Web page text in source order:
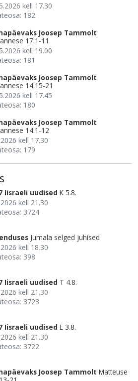
kell 17.30
182
Joosep Tammolt
17:1-11
kell 19.00
181
Joosep Tammolt
14:15-21
kell 17.45
180
Joosep Tammolt
14:1-12
kell 17.30
179
Iisraeli uudised K 5.8.
kell 21.30
3724
Jumala selged juhised
kell 18.30
398
Iisraeli uudised T 4.8.
kell 21.30
3723
Iisraeli uudised E 3.8.
kell 21.30
3722
Joosep Tammolt Matteuse